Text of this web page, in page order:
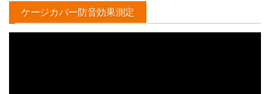
ケージカバー防音効果測定